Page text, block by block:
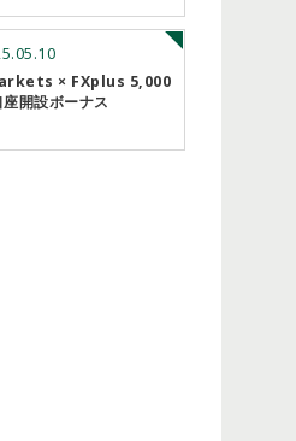
× FXplus 5,000
開設ボーナス